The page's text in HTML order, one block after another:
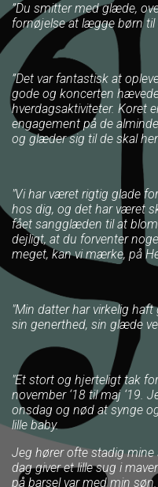
”Du smitter med glæde,
fornøjelse at lægge børn til
”Det var fantastisk at
gode og koncerten
hverdagsaktiviteter. Koret
engagement på de
og glæder sig til de skal
"Vi har været rigtig glade
hos dig, og det har været
fået sangglæden til at
dejligt, at du forventer
meget, kan vi mærke, på
"Min datter har virkelig
sin generthed, sin glæde
"Et stort og hjerteligt tak
november ‘18 til maj ‘19.
onsdag og nød at synge
lille baby.
Jeg hører ofte stadig mine
dag giver et lille sug i
på barsel var med min